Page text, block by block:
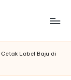
Label Baju di